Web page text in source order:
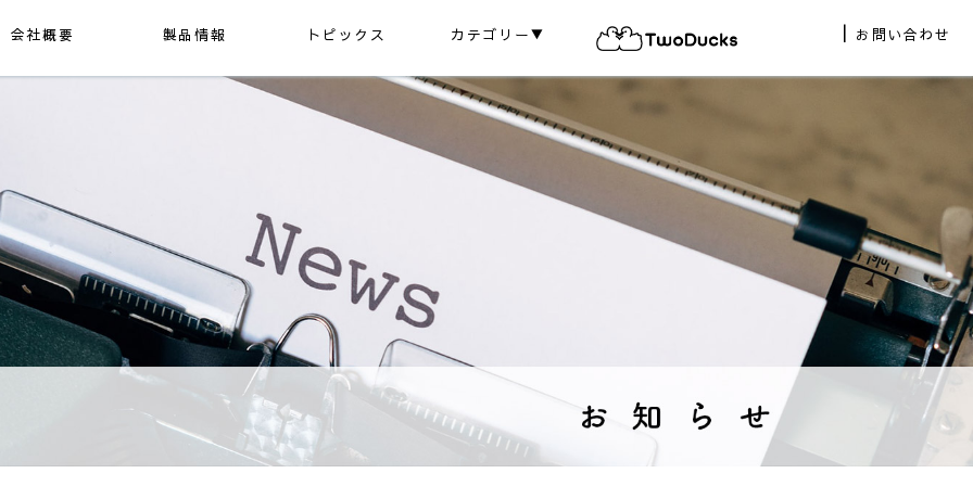
会社概要 製品情報 トピックス カテゴリー▼ お問い合わせ